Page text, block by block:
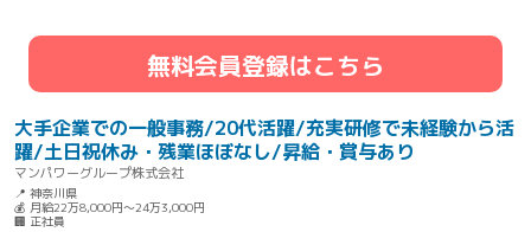
無料会員登録はこちら
大手企業での一般事務/20代活躍/充実研修で未経験から活
躍/土日祝休み・残業ほぼなし/昇給・賞与あり
マンパワーグループ株式会社
📍 神奈川県
💰 月給22万8,000円～24万3,000円
🏢 正社員